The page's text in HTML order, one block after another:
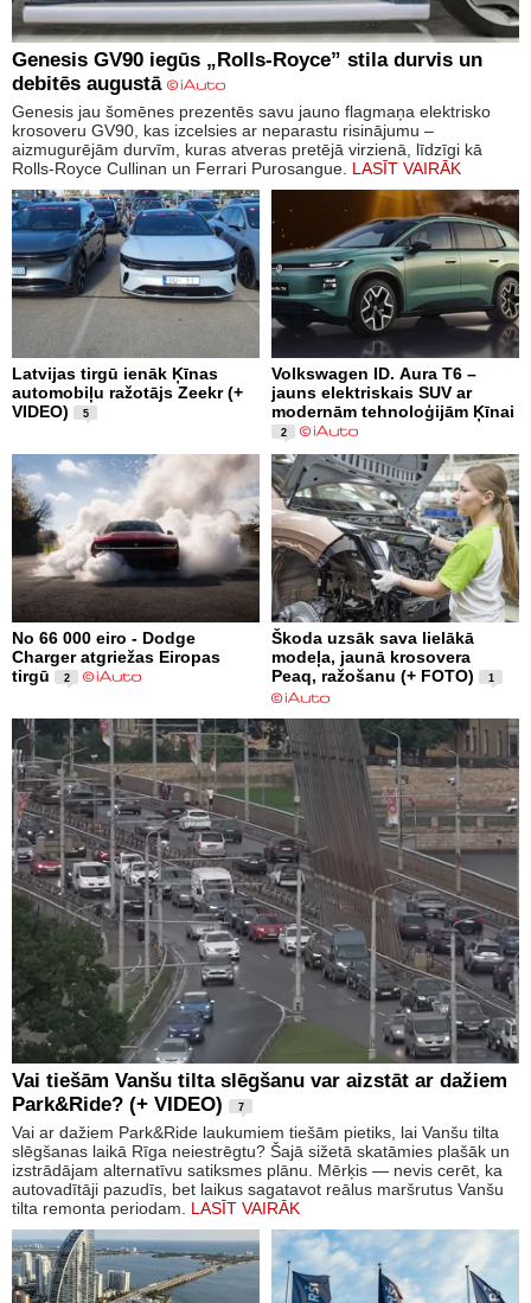
Genesis GV90 iegūs „Rolls-Royce” stila durvis un
debitēs augustā
Genesis jau šomēnes prezentēs savu jauno flagmaņa elektrisko
krosoveru GV90, kas izcelsies ar neparastu risinājumu –
aizmugurējām durvīm, kuras atveras pretējā virzienā, līdzīgi kā
Rolls-Royce Cullinan un Ferrari Purosangue. LASĪT VAIRĀK
Latvijas tirgū ienāk Ķīnas
automobiļu ražotājs Zeekr (+
VIDEO)
5
Volkswagen ID. Aura T6 –
jauns elektriskais SUV ar
modernām tehnoloģijām Ķīnai
2
No 66 000 eiro - Dodge
Charger atgriežas Eiropas
tirgū
2
Škoda uzsāk sava lielākā
modeļa, jaunā krosovera
Peaq, ražošanu (+ FOTO)
1
Vai tiešām Vanšu tilta slēgšanu var aizstāt ar dažiem
Park&Ride? (+ VIDEO)
7
Vai ar dažiem Park&Ride laukumiem tiešām pietiks, lai Vanšu tilta
slēgšanas laikā Rīga neiestrēgtu? Šajā sižetā skatāmies plašāk un
izstrādājam alternatīvu satiksmes plānu. Mērķis — nevis cerēt, ka
autovadītāji pazudīs, bet laikus sagatavot reālus maršrutus Vanšu
tilta remonta periodam. LASĪT VAIRĀK